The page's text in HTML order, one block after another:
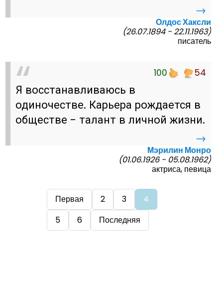
→
Олдос Хаксли
(26.07.1894 - 22.11.1963)
писатель
100 54
Я восстанавливаюсь в
одиночестве. Карьера рождается в
обществе - талант в личной жизни.
→
Мэрилин Монро
(01.06.1926 - 05.08.1962)
актриса, певица
Первая 2 3
4
5
6 Последняя